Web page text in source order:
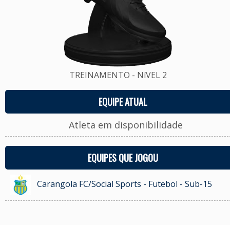
TREINAMENTO - NíVEL 2
EQUIPE ATUAL
Atleta em disponibilidade
EQUIPES QUE JOGOU
Carangola FC/Social Sports - Futebol - Sub-15